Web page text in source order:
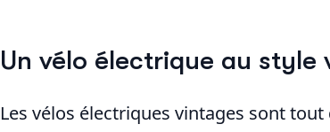
Un vélo électrique au style
Les vélos électriques vintages sont tout